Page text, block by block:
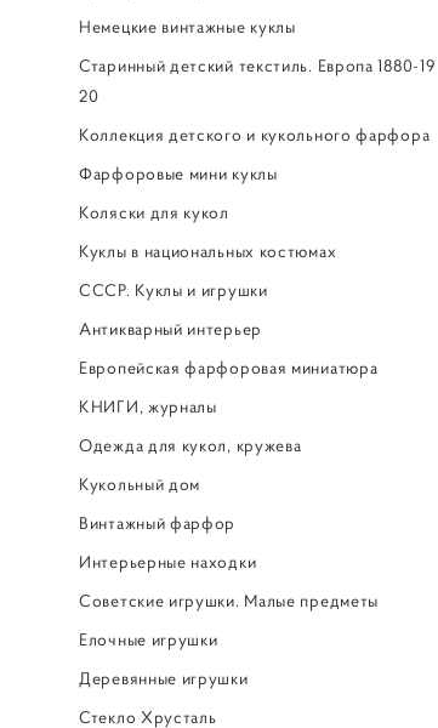
Немецкие винтажные куклы
Старинный детский текстиль. Европа 1880-19
20
Коллекция детского и кукольного фарфора
Фарфоровые мини куклы
Коляски для кукол
Куклы в национальных костюмах
СССР. Куклы и игрушки
Антикварный интерьер
Европейская фарфоровая миниатюра
КНИГИ, журналы
Одежда для кукол, кружева
Кукольный дом
Винтажный фарфор
Интерьерные находки
Советские игрушки. Малые предметы
Елочные игрушки
Деревянные игрушки
Стекло Хрусталь